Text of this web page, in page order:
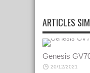
ARTICLES
Genesis
20/12/2021